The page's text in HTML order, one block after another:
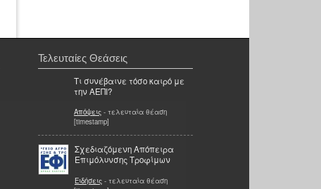
Τελευταίες Θεάσεις
Τι συνέβαινε τόσο καιρό με
την ΑΕΠΙ?
Απόψεις - τελευταία θέαση
[timestamp]
Σχεδιαζόμενη Απόπειρα
Επιμόλυνσης Τροφίμων
Ειδήσεις - τελευταία θέαση